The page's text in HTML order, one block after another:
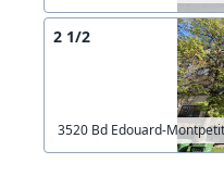
2 1/2
3520 Bd Edouard-Montpetit